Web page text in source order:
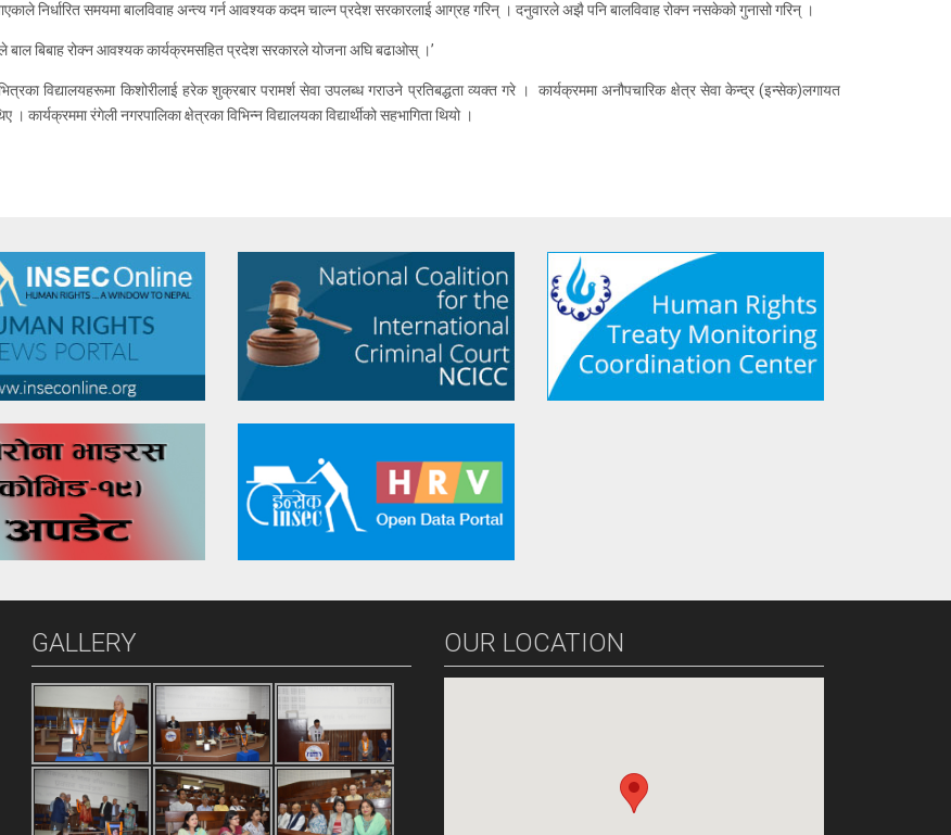
निर्धारित समयमा बालविवाह अन्त्य गर्न आवश्यक कदम चाल्न प्रदेश सरकारलाई आग्रह गरिन् । दनुवारले अझै पनि बालविवाह रोक्न नसकेको गुनासो गरिन् ।
बाल बिबाह रोक्न आवश्यक कार्यक्रमसहित प्रदेश सरकारले योजना अघि बढाओस् ।’
विद्यालयहरूमा किशोरीलाई हरेक शुक्रबार परामर्श सेवा उपलब्ध गराउने प्रतिबद्धता व्यक्त गरे । कार्यक्रममा अनौपचारिक क्षेत्र सेवा केन्द्र (इन्सेक)लगायत
रंगेली नगरपालिका क्षेत्रका विभिन्न विद्यालयका विद्यार्थीको सहभागिता थियो ।
GALLERY OUR LOCATION